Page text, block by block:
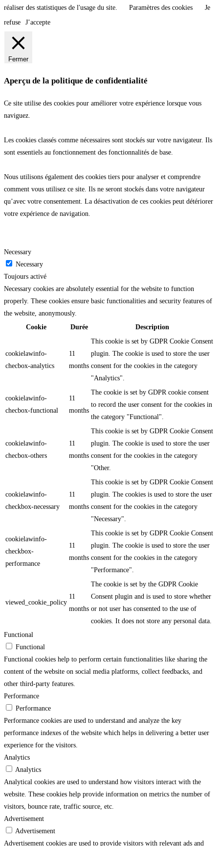
réaliser des statistiques de l'usage du site.
Paramètres des cookies
Je
refuse
J’accepte
Fermer
Aperçu de la politique de confidentialité
Ce site utilise des cookies pour améliorer votre expérience lorsque vous
naviguez.
Les cookies classés comme nécessaires sont stockés sur votre navigateur. Ils
sont essentiels au fonctionnement des fonctionnalités de base.
Nous utilisons également des cookies tiers pour analyser et comprendre
comment vous utilisez ce site. Ils ne seront stockés dans votre navigateur
qu’avec votre consentement. La désactivation de ces cookies peut détériorer
votre expérience de navigation.
Necessary
Necessary
Toujours activé
Necessary cookies are absolutely essential for the website to function
properly. These cookies ensure basic functionalities and security features of
the website, anonymously.
Cookie
Durée Description
cookielawinfo-
checbox-analytics
11
months
This cookie is set by GDPR Cookie Consent
plugin. The cookie is used to store the user
consent for the cookies in the category
"Analytics".
cookielawinfo-
checbox-functional
11
months
The cookie is set by GDPR cookie consent
to record the user consent for the cookies in
the category "Functional".
cookielawinfo-
checbox-others
11
months
This cookie is set by GDPR Cookie Consent
plugin. The cookie is used to store the user
consent for the cookies in the category
"Other.
cookielawinfo-
checkbox-necessary
11
months
This cookie is set by GDPR Cookie Consent
plugin. The cookies is used to store the user
consent for the cookies in the category
"Necessary".
cookielawinfo-
checkbox-
performance
11
months
This cookie is set by GDPR Cookie Consent
plugin. The cookie is used to store the user
consent for the cookies in the category
"Performance".
viewed_cookie_policy
11
months
The cookie is set by the GDPR Cookie
Consent plugin and is used to store whether
or not user has consented to the use of
cookies. It does not store any personal data.
Functional
Functional
Functional cookies help to perform certain functionalities like sharing the
content of the website on social media platforms, collect feedbacks, and
other third-party features.
Performance
Performance
Performance cookies are used to understand and analyze the key
performance indexes of the website which helps in delivering a better user
experience for the visitors.
Analytics
Analytics
Analytical cookies are used to understand how visitors interact with the
website. These cookies help provide information on metrics the number of
visitors, bounce rate, traffic source, etc.
Advertisement
Advertisement
Advertisement cookies are used to provide visitors with relevant ads and